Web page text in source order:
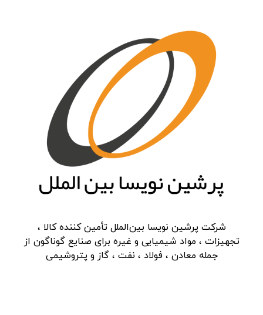
شرکت پرشین نویسا بین‌الملل تأمین کننده کالا ،
تجهیزات ، مواد شیمیایی و غیره برای صنایع گوناگون از
جمله معادن ، فولاد ، نفت ، گاز و پتروشیمی